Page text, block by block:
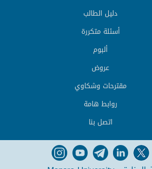
دليل الطالب
أسئلة متكررة
ألبوم
عروض
مقترحات وشكاوي
روابط هامة
اتصل بنا